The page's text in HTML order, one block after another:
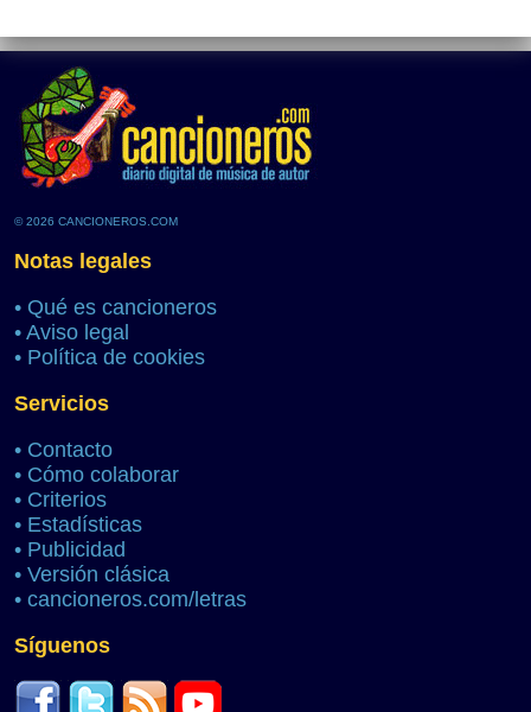
© 2026 CANCIONEROS.COM
Notas legales
• Qué es cancioneros
• Aviso legal
• Política de cookies
Servicios
• Contacto
• Cómo colaborar
• Criterios
• Estadísticas
• Publicidad
• Versión clásica
• cancioneros.com/letras
Síguenos